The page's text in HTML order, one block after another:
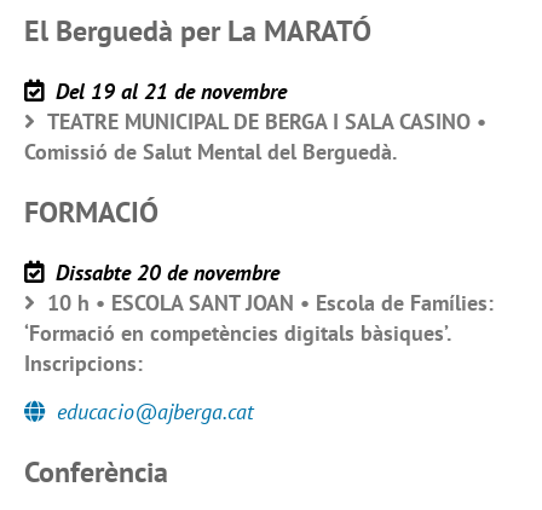
El Berguedà per La MARATÓ
Del 19 al 21 de novembre
TEATRE MUNICIPAL DE BERGA I SALA CASINO •
Comissió de Salut Mental del Berguedà.
FORMACIÓ
Dissabte 20 de novembre
10 h • ESCOLA SANT JOAN • Escola de Famílies:
‘Formació en competències digitals bàsiques’.
Inscripcions:
educacio@ajberga.cat
Conferència